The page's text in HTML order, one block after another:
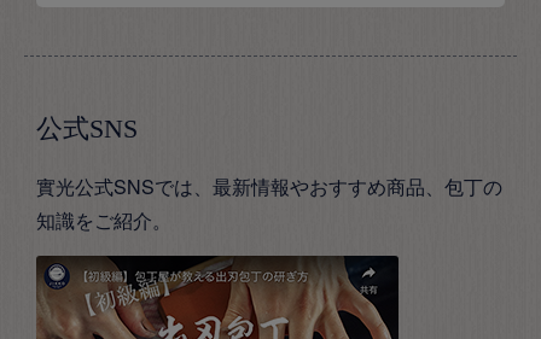
公式SNS
實光公式SNSでは、最新情報やおすすめ商品、包丁の
知識をご紹介。